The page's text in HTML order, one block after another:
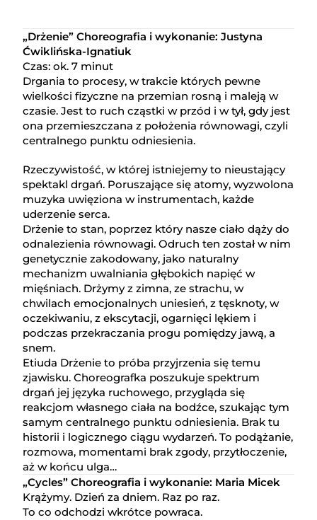
„Drżenie” Choreografia i wykonanie: Justyna
Ćwiklińska-Ignatiuk
Czas: ok. 7 minut
Drgania to procesy, w trakcie których pewne
wielkości fizyczne na przemian rosną i maleją w
czasie. Jest to ruch cząstki w przód i w tył, gdy jest
ona przemieszczana z położenia równowagi, czyli
centralnego punktu odniesienia.
Rzeczywistość, w której istniejemy to nieustający
spektakl drgań. Poruszające się atomy, wyzwolona
muzyka uwięziona w instrumentach, każde
uderzenie serca.
Drżenie to stan, poprzez który nasze ciało dąży do
odnalezienia równowagi. Odruch ten został w nim
genetycznie zakodowany, jako naturalny
mechanizm uwalniania głębokich napięć w
mięśniach. Drżymy z zimna, ze strachu, w
chwilach emocjonalnych uniesień, z tęsknoty, w
oczekiwaniu, z ekscytacji, ogarnięci lękiem i
podczas przekraczania progu pomiędzy jawą, a
snem.
Etiuda Drżenie to próba przyjrzenia się temu
zjawisku. Choreografka poszukuje spektrum
drgań jej języka ruchowego, przygląda się
reakcjom własnego ciała na bodźce, szukając tym
samym centralnego punktu odniesienia. Brak tu
historii i logicznego ciągu wydarzeń. To podążanie,
rozmowa, momentami brak zgody, przytłoczenie,
aż w końcu ulga…
„Cycles” Choreografia i wykonanie: Maria Micek
Krążymy. Dzień za dniem. Raz po raz.
To co odchodzi wkrótce powraca.